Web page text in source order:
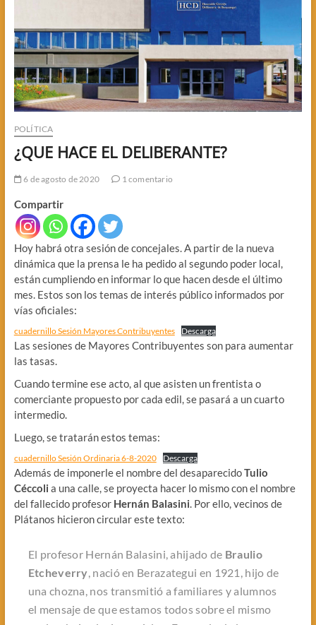
POLÍTICA
¿QUE HACE EL DELIBERANTE?
6 de agosto de 2020 1 comentario
Compartir
Hoy habrá otra sesión de concejales. A partir de la nueva
dinámica que la prensa le ha pedido al segundo poder local,
están cumpliendo en informar lo que hacen desde el último
mes. Estos son los temas de interés público informados por
vías oficiales:
cuadernillo Sesión Mayores Contribuyentes Descarga
Las sesiones de Mayores Contribuyentes son para aumentar
las tasas.
Cuando termine ese acto, al que asisten un frentista o
comerciante propuesto por cada edil, se pasará a un cuarto
intermedio.
Luego, se tratarán estos temas:
cuadernillo Sesión Ordinaria 6-8-2020 Descarga
Además de imponerle el nombre del desaparecidoTulio
Céccoli a una calle, se proyecta hacer lo mismo con el nombre
del fallecido profesor Hernán Balasini. Por ello, vecinos de
Plátanos hicieron circular este texto:
El profesor Hernán Balasini, ahijado de Braulio
Etcheverry, nació en Berazategui en 1921, hijo de
una chozna, nos transmitió a familiares y alumnos
el mensaje de que estamos todos sobre el mismo